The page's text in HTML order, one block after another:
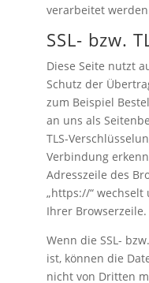
verarbeitet
SSL- bzw.
Diese Seite nutzt
Schutz der
zum Beispiel
an uns als
TLS-
Verbindung
Adresszeile des
„https://“ wechselt
Ihrer Browserzeile.
Wenn die SSL-
ist, können die
nicht von Dritten